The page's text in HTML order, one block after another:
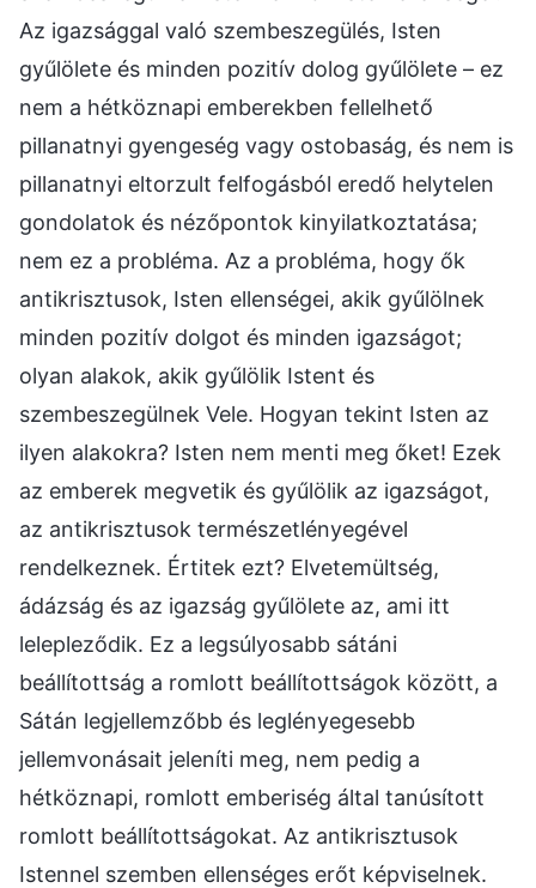
Az igazsággal való szembeszegülés, Isten
gyűlölete és minden pozitív dolog gyűlölete – ez
nem a hétköznapi emberekben fellelhető
pillanatnyi gyengeség vagy ostobaság, és nem is
pillanatnyi eltorzult felfogásból eredő helytelen
gondolatok és nézőpontok kinyilatkoztatása;
nem ez a probléma. Az a probléma, hogy ők
antikrisztusok, Isten ellenségei, akik gyűlölnek
minden pozitív dolgot és minden igazságot;
olyan alakok, akik gyűlölik Istent és
szembeszegülnek Vele. Hogyan tekint Isten az
ilyen alakokra? Isten nem menti meg őket! Ezek
az emberek megvetik és gyűlölik az igazságot,
az antikrisztusok természetlényegével
rendelkeznek. Értitek ezt? Elvetemültség,
ádázság és az igazság gyűlölete az, ami itt
lelepleződik. Ez a legsúlyosabb sátáni
beállítottság a romlott beállítottságok között, a
Sátán legjellemzőbb és leglényegesebb
jellemvonásait jeleníti meg, nem pedig a
hétköznapi, romlott emberiség által tanúsított
romlott beállítottságokat. Az antikrisztusok
Istennel szemben ellenséges erőt képviselnek.